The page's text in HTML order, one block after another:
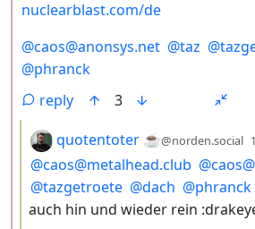
nuclearblast.com/de
@caos@anonsys.net @taz @
@phranck
reply
3
by
quotentoter ☕@norden.social
@caos@metalhead.club @
@tazgetroete @dach @phranck
auch hin und wieder rein